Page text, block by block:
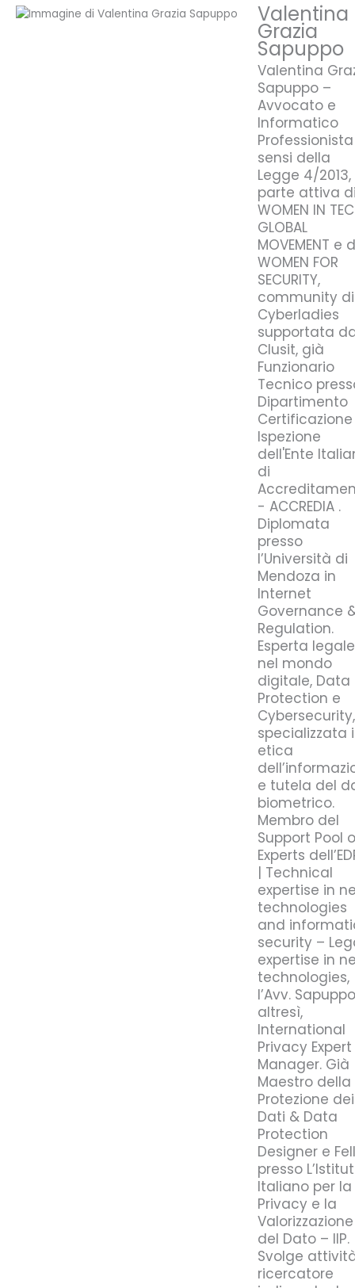
Valentina
Grazia
Sapuppo
Valentina
Sapuppo –
Avvocato e
Informatico
sensi della
Legge 4/2013,
parte attiva
WOMEN IN
GLOBAL
MOVEMENT e
WOMEN FOR
SECURITY,
community di
Cyberladies
supportata
Clusit, già
Funzionario
Tecnico
Dipartimento
Ispezione
dell'Ente
di
- ACCREDIA .
Diplomata
presso
l’Università di
Mendoza in
Internet
Governance
Regulation.
Esperta legale
nel mondo
digitale, Data
Protection e
specializzata
etica
e tutela del
biometrico.
Membro del
Support Pool
Experts
| Technical
expertise in
technologies
and
security –
expertise in
technologies,
l’Avv.
altresì,
International
Privacy Expert
Manager. Già
Maestro della
Protezione dei
Dati & Data
Protection
Designer e
presso
Italiano per la
Privacy e la
Valorizzazione
del Dato – IIP.
Svolge
ricercatore